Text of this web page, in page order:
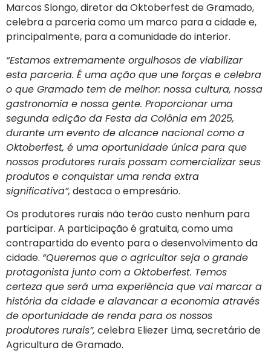
Marcos Slongo, diretor da Oktoberfest de Gramado,
celebra a parceria como um marco para a cidade e,
principalmente, para a comunidade do interior.
“Estamos extremamente orgulhosos de viabilizar
esta parceria. É uma ação que une forças e celebra
o que Gramado tem de melhor: nossa cultura, nossa
gastronomia e nossa gente. Proporcionar uma
segunda edição da Festa da Colônia em 2025,
durante um evento de alcance nacional como a
Oktoberfest, é uma oportunidade única para que
nossos produtores rurais possam comercializar seus
produtos e conquistar uma renda extra
significativa”, destaca o empresário.
Os produtores rurais não terão custo nenhum para
participar. A participação é gratuita, como uma
contrapartida do evento para o desenvolvimento da
cidade. “Queremos que o agricultor seja o grande
protagonista junto com a Oktoberfest. Temos
certeza que será uma experiência que vai marcar a
história da cidade e alavancar a economia através
de oportunidade de renda para os nossos
produtores rurais”, celebra Eliezer Lima, secretário de
Agricultura de Gramado.